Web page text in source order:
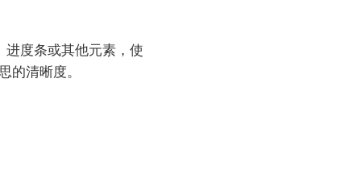
进度条或其他元素，使
的清晰度。